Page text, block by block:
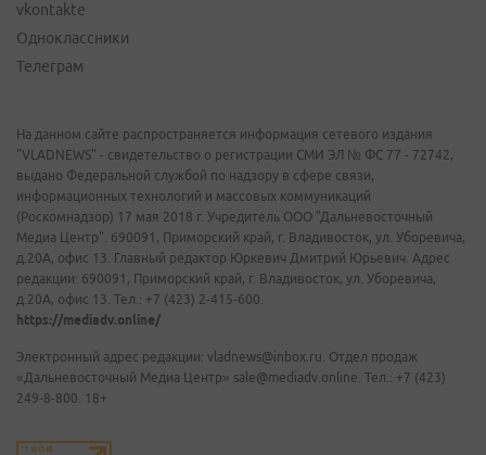
vkontakte
Одноклассники
Телеграм
На данном сайте распространяется информация сетевого издания
"VLADNEWS" - свидетельство о регистрации СМИ ЭЛ № ФС 77 - 72742,
выдано Федеральной службой по надзору в сфере связи,
информационных технологий и массовых коммуникаций
(Роскомнадзор) 17 мая 2018 г. Учредитель ООО "Дальневосточный
Медиа Центр". 690091, Приморский край, г. Владивосток, ул. Уборевича,
д.20А, офис 13. Главный редактор Юркевич Дмитрий Юрьевич. Адрес
редакции: 690091, Приморский край, г. Владивосток, ул. Уборевича,
д.20А, офис 13. Тел.: +7 (423) 2-415-600.
https://mediadv.online/
Электронный адрес редакции: vladnews@inbox.ru. Отдел продаж
«Дальневосточный Медиа Центр» sale@mediadv.online. Тел.: +7 (423)
249-8-800. 18+